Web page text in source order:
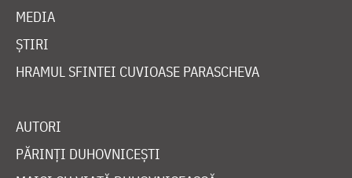
MEDIA
ȘTIRI
HRAMUL SFINTEI CUVIOASE PARASCHEVA
AUTORI
PĂRINȚI DUHOVNICEȘTI